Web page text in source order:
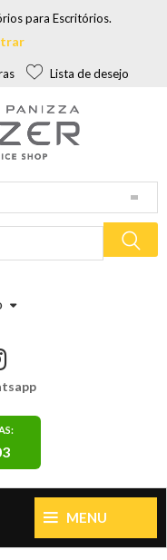
para Escritórios.
Lista de desejo
MENU